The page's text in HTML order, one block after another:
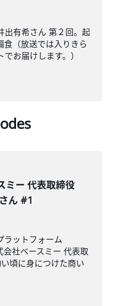
出有希さん 第２回。起
食（放送では入りきら
お届けします。）
ミー 代表取締役
ん #1
ラットフォーム
会社ベースミー 代表取
頃に身につけた商い